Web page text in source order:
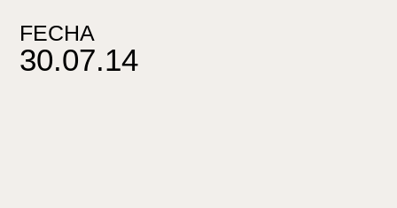
FECHA
30.07.14